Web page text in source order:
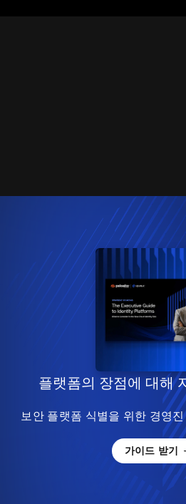
플랫폼의 장점에 대해
보안 플랫폼 식별을 위한 경영
가이드 받기